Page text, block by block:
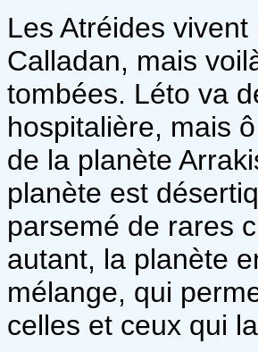
Les Atréides
Calladan, mais
tombées. Léto va
hospitalière, mais
de la planète
planète est
parsemé de rares
autant, la planète
mélange, qui
celles et ceux qui